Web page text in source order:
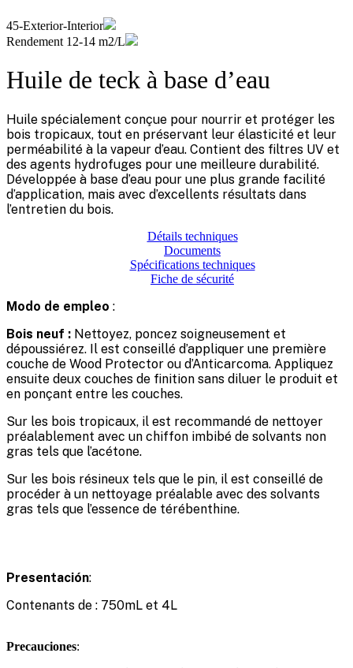
45-Exterior-Interior
Rendement 12-14 m2/L
Huile de teck à base d’eau
Huile spécialement conçue pour nourrir et protéger les
bois tropicaux, tout en préservant leur élasticité et leur
perméabilité à la vapeur d’eau. Contient des filtres UV et
des agents hydrofuges pour une meilleure durabilité.
Développée à base d’eau pour une plus grande facilité
d’application, mais avec d’excellents résultats dans
l’entretien du bois.
Détails techniques
Documents
Spécifications techniques
Fiche de sécurité
Modo de empleo :
Bois neuf : Nettoyez, poncez soigneusement et
dépoussiérez. Il est conseillé d’appliquer une première
couche de Wood Protector ou d’Anticarcoma. Appliquez
ensuite deux couches de finition sans diluer le produit et
en ponçant entre les couches.
Sur les bois tropicaux, il est recommandé de nettoyer
préalablement avec un chiffon imbibé de solvants non
gras tels que l’acétone.
Sur les bois résineux tels que le pin, il est conseillé de
procéder à un nettoyage préalable avec des solvants
gras tels que l’essence de térébenthine.
Presentación:
Contenants de : 750mL et 4L
Precauciones: